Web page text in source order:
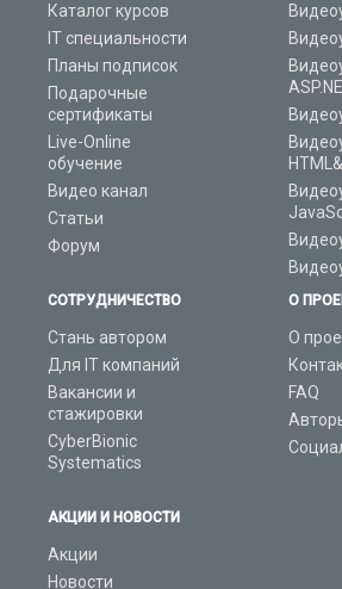
Каталог курсов
IT специальности
Планы подписок
Подарочные
сертификаты
Live-Online
обучение
Видео канал
Статьи
Форум
СОТРУДНИЧЕСТВО
Стань автором
Для IT компаний
Вакансии и
стажировки
CyberBionic
Systematics
АКЦИИ И НОВОСТИ
Акции
Новости
О
О
FAQ